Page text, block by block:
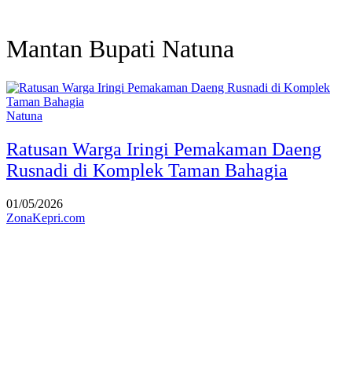
Mantan Bupati Natuna
Natuna
Ratusan Warga Iringi Pemakaman Daeng
Rusnadi di Komplek Taman Bahagia
01/05/2026
ZonaKepri.com